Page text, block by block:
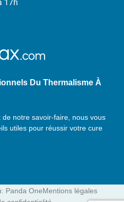
Du Thermalisme À
notre savoir-faire, nous vous
utiles pour réussir votre cure
17h
Panda OneMentions légales